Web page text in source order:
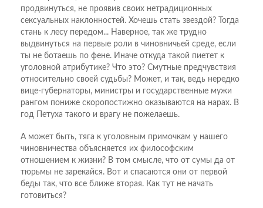
продвинуться, не проявив своих нетрадиционных
сексуальных наклонностей. Хочешь стать звездой? Тогда
стань к лесу передом... Наверное, так же трудно
выдвинуться на первые роли в чиновничьей среде, если
ты не ботаешь по фене. Иначе откуда такой пиетет к
уголовной атрибутике? Что это? Смутные предчувствия
относительно своей судьбы? Может, и так, ведь нередко
вице-губернаторы, министры и государственные мужи
рангом пониже скоропостижно оказываются на нарах. В
год Петуха такого и врагу не пожелаешь.
А может быть, тяга к уголовным примочкам у нашего
чиновничества объясняется их философским
отношением к жизни? В том смысле, что от сумы да от
тюрьмы не зарекайся. Вот и спасаются они от первой
беды так, что все ближе вторая. Как тут не начать
готовиться?